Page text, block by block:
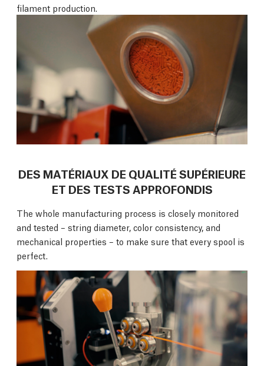
filament production.
DES MATÉRIAUX DE QUALITÉ SUPÉRIEURE
ET DES TESTS APPROFONDIS
The whole manufacturing process is closely monitored
and tested – string diameter, color consistency, and
mechanical properties – to make sure that every spool is
perfect.